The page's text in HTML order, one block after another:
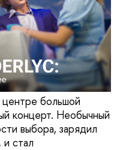
большой
концерт. Необычный
выбора, зарядил
стал